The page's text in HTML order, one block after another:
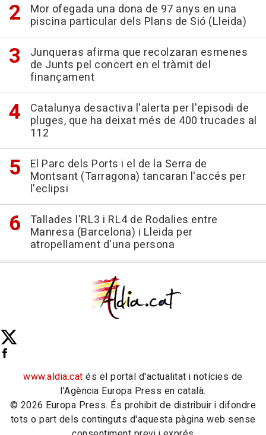
Mor ofegada una dona de 97 anys en una
piscina particular dels Plans de Sió (Lleida)
Junqueras afirma que recolzaran esmenes
de Junts pel concert en el tràmit del
finançament
Catalunya desactiva l'alerta per l'episodi de
pluges, que ha deixat més de 400 trucades al
112
El Parc dels Ports i el de la Serra de
Montsant (Tarragona) tancaran l'accés per
l'eclipsi
Tallades l'RL3 i RL4 de Rodalies entre
Manresa (Barcelona) i Lleida per
atropellament d'una persona
www.aldia.cat és el portal d'actualitat i notícies de
l'Agència Europa Press en català.
© 2026 Europa Press. És prohibit de distribuir i difondre
tots o part dels continguts d'aquesta pàgina web sense